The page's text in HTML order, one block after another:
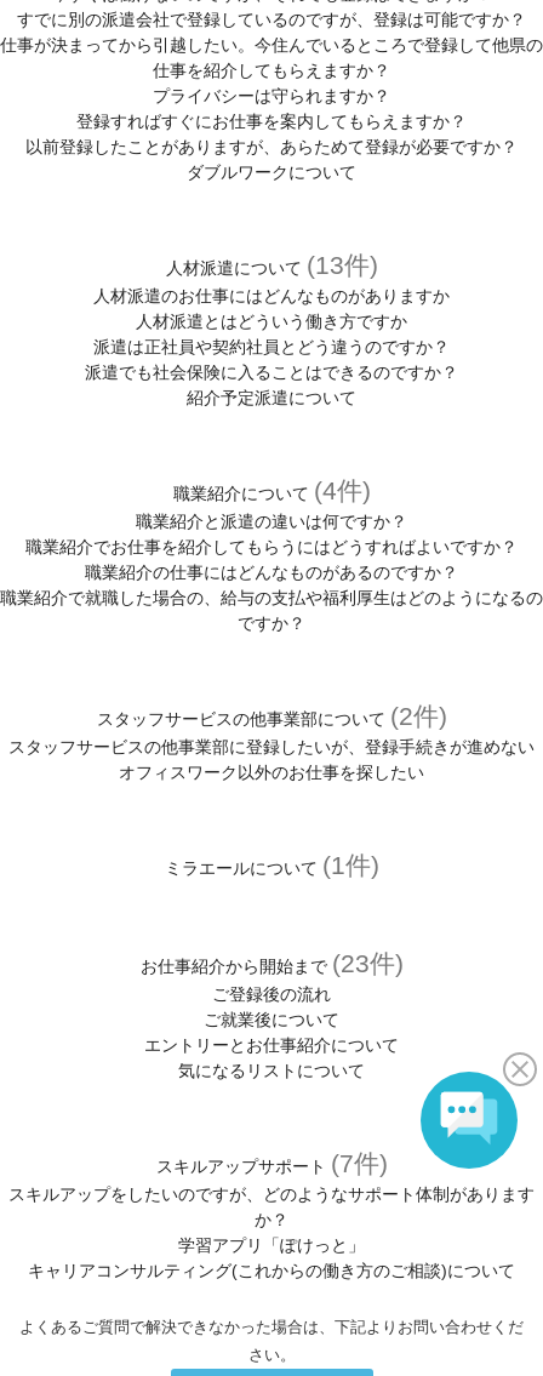
すでに別の派遣会社で登録しているのですが、登録は可能ですか？
仕事が決まってから引越したい。今住んでいるところで登録して他県の
仕事を紹介してもらえますか？
プライバシーは守られますか？
登録すればすぐにお仕事を案内してもらえますか？
以前登録したことがありますが、あらためて登録が必要ですか？
ダブルワークについて
人材派遣について (13件)
人材派遣のお仕事にはどんなものがありますか
人材派遣とはどういう働き方ですか
派遣は正社員や契約社員とどう違うのですか？
派遣でも社会保険に入ることはできるのですか？
紹介予定派遣について
職業紹介について (4件)
職業紹介と派遣の違いは何ですか？
職業紹介でお仕事を紹介してもらうにはどうすればよいですか？
職業紹介の仕事にはどんなものがあるのですか？
職業紹介で就職した場合の、給与の支払や福利厚生はどのようになるの
ですか？
スタッフサービスの他事業部について (2件)
スタッフサービスの他事業部に登録したいが、登録手続きが進めない
オフィスワーク以外のお仕事を探したい
ミラエールについて (1件)
お仕事紹介から開始まで (23件)
ご登録後の流れ
ご就業後について
エントリーとお仕事紹介について
気になるリストについて
スキルアップサポート (7件)
スキルアップをしたいのですが、どのようなサポート体制があります
か？
学習アプリ「ぽけっと」
キャリアコンサルティング(これからの働き方のご相談)について
よくあるご質問で解決できなかった場合は、下記よりお問い合わせくだ
さい。